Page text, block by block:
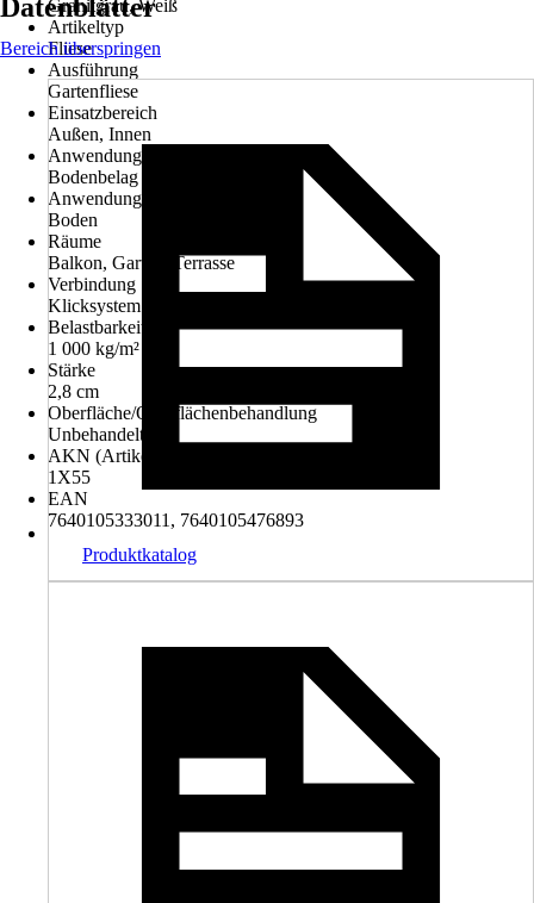
Granitgrau, Weiß
Artikeltyp
Fliese
Ausführung
Gartenfliese
Einsatzbereich
Außen, Innen
Anwendung
Bodenbelag
Anwendungsbereich
Boden
Räume
Balkon, Garten, Terrasse
Verbindung
Klicksystem
Belastbarkeit bis
1 000 kg/m²
Stärke
2,8 cm
Oberfläche/Oberflächenbehandlung
Unbehandelt
AKN (Artikelkurznummer)
1X55
EAN
7640105333011, 7640105476893
Datenblätter
Bereich überspringen
Produktkatalog